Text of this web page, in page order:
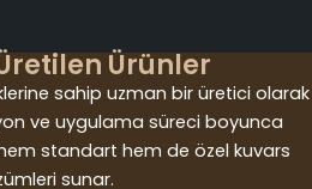
Ürünler
sahip uzman bir üretici olarak
ve uygulama süreci boyunca
standart hem de özel kuvars
sunar.